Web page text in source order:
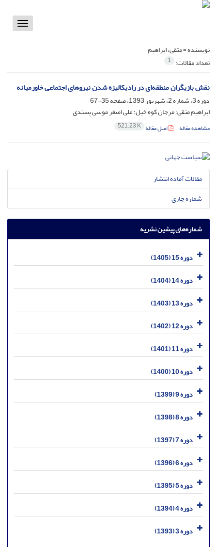
Toggle
نویسنده =متقی، ابراهیم
تعداد مقالات: 1
نقش بازیگران منطقه‌ای در رادیکالیزه ‌شدن نیروهای اجتماعی خاورمیانه
دوره 3، شماره 2، شهریور 1393، صفحه
35-67
ابراهیم متقی؛ مرجان کوه خیل؛ علی اصغر موسی پسندی
مشاهده مقاله اصل مقاله 521.23 K
مقالات آماده انتشار
شماره جاری
شماره‌های پیشین نشریه
دوره 15 (1405)
دوره 14 (1404)
دوره 13 (1403)
دوره 12 (1402)
دوره 11 (1401)
دوره 10 (1400)
دوره 9 (1399)
دوره 8 (1398)
دوره 7 (1397)
دوره 6 (1396)
دوره 5 (1395)
دوره 4 (1394)
دوره 3 (1393)